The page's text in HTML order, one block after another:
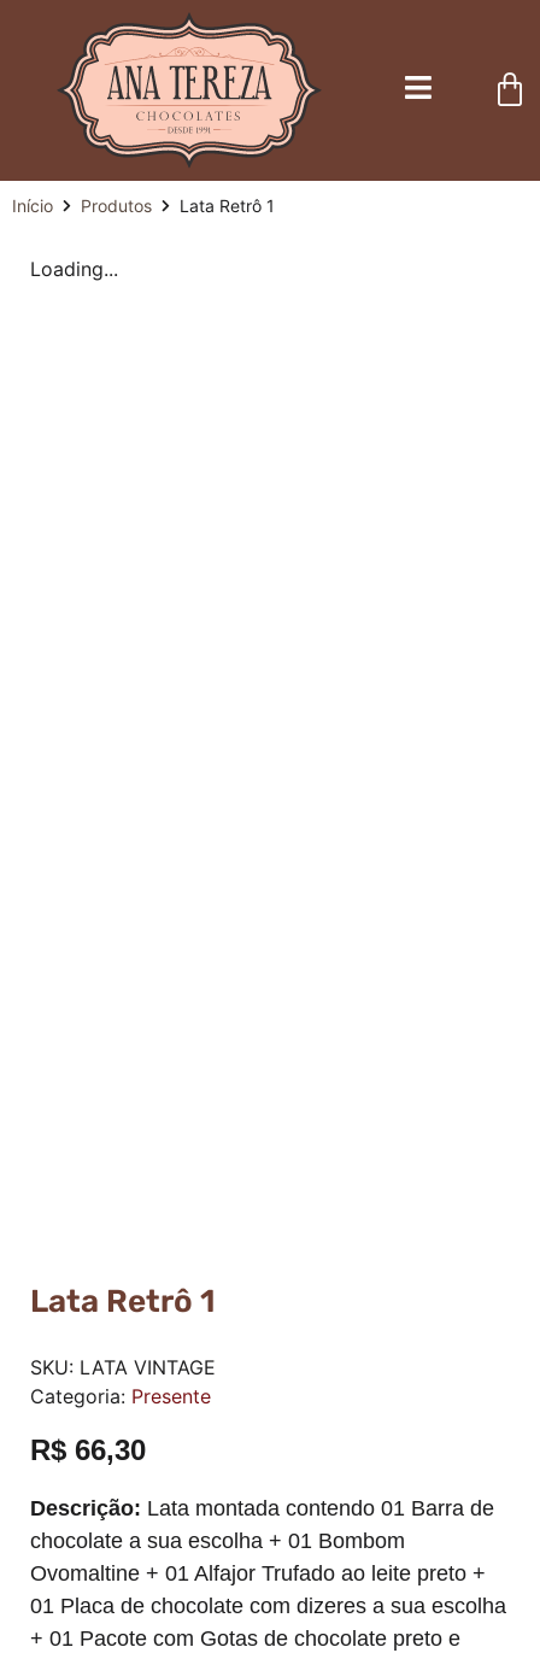
Início Produtos Lata Retrô 1
Loading...
Lata Retrô 1
SKU: LATA VINTAGE
Categoria: Presente
R$ 66,30
Descrição: Lata montada contendo 01 Barra de
chocolate a sua escolha + 01 Bombom
Ovomaltine + 01 Alfajor Trufado ao leite preto +
01 Placa de chocolate com dizeres a sua escolha
+ 01 Pacote com Gotas de chocolate preto e